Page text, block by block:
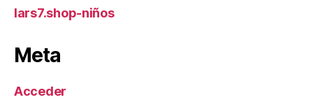
lars7.shop-niños
Meta
Acceder